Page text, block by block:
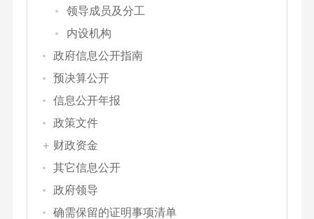
领导成员及分工
内设机构
政府信息公开指南
预决算公开
信息公开年报
政策文件
财政资金
其它信息公开
政府领导
确需保留的证明事项清单